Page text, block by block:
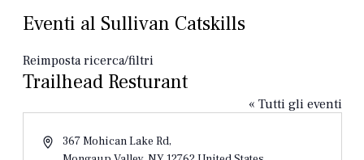
Eventi al Sullivan Catskills
Reimposta ricerca/filtri
Trailhead Resturant
« Tutti gli eventi
Indirizzo
367 Mohican Lake Rd,